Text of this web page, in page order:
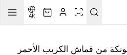
AR
من قماش الكريب الأحمر